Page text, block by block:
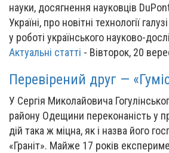
науки, досягнення науковців
Україні, про новітні технології
у роботі українського науково-
Актуальні статті - Вівторок, 20
Перевірений друг —
У Сергія Миколайовича
району Одещини переконаність у
дій така ж міцна, як і назва його
«Граніт». Майже 17 років